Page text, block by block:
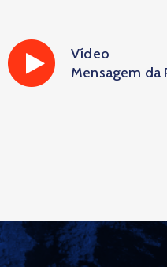
Vídeo
Mensagem da